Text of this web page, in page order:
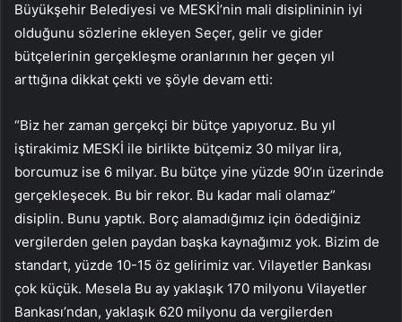
Büyükşehir Belediyesi ve MESKİ’nin mali disiplininin iyi
olduğunu sözlerine ekleyen Seçer, gelir ve gider
bütçelerinin gerçekleşme oranlarının her geçen yıl
arttığına dikkat çekti ve şöyle devam etti:
“Biz her zaman gerçekçi bir bütçe yapıyoruz. Bu yıl
iştirakimiz MESKİ ile birlikte bütçemiz 30 milyar lira,
borcumuz ise 6 milyar. Bu bütçe yine yüzde 90’ın üzerinde
gerçekleşecek. Bu bir rekor. Bu kadar mali olamaz”
disiplin. Bunu yaptık. Borç alamadığımız için ödediğiniz
vergilerden gelen paydan başka kaynağımız yok. Bizim de
standart, yüzde 10-15 öz gelirimiz var. Vilayetler Bankası
çok küçük. Mesela Bu ay yaklaşık 170 milyonu Vilayetler
Bankası’ndan, yaklaşık 620 milyonu da vergilerden